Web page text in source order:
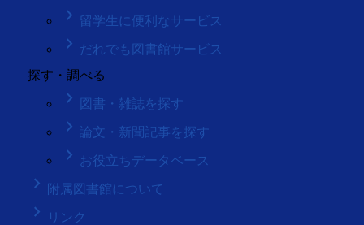
keyboard_arrow_right 留学生に便利なサービス
keyboard_arrow_right だれでも図書館サービス
探す・調べる
keyboard_arrow_right 図書・雑誌を探す
keyboard_arrow_right 論文・新聞記事を探す
keyboard_arrow_right お役立ちデータベース
keyboard_arrow_right 附属図書館について
keyboard_arrow_right リンク